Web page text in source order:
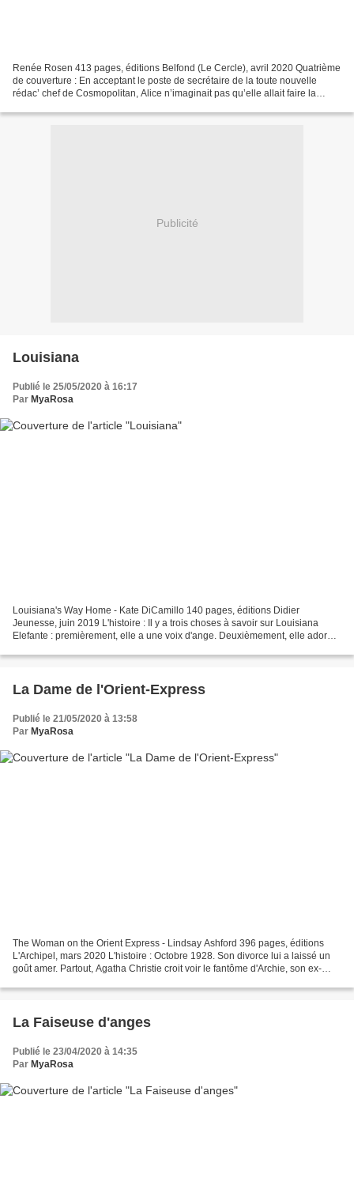
Renée Rosen 413 pages, éditions Belfond (Le Cercle), avril 2020 Quatrième
de couverture : En acceptant le poste de secrétaire de la toute nouvelle
rédac’ chef de Cosmopolitan, Alice n’imaginait pas qu’elle allait faire la
Publicité
Louisiana
Publié le 25/05/2020 à 16:17
Par MyaRosa
Louisiana's Way Home - Kate DiCamillo 140 pages, éditions Didier
Jeunesse, juin 2019 L'histoire : Il y a trois choses à savoir sur Louisiana
Elefante : premièrement, elle a une voix d'ange. Deuxièmement, elle adore
La Dame de l'Orient-Express
Publié le 21/05/2020 à 13:58
Par MyaRosa
The Woman on the Orient Express - Lindsay Ashford 396 pages, éditions
L'Archipel, mars 2020 L'histoire : Octobre 1928. Son divorce lui a laissé un
goût amer. Partout, Agatha Christie croit voir le fantôme d'Archie, son ex-
La Faiseuse d'anges
Publié le 23/04/2020 à 14:35
Par MyaRosa